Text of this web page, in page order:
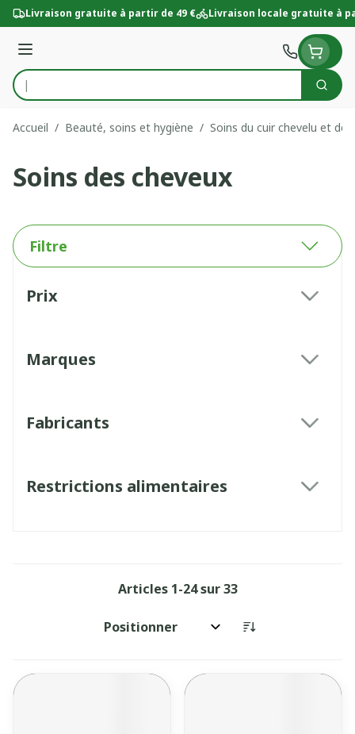
Aller au contenu
Livraison gratuite à partir de 49 € Livraison locale gratuite à
Menu
Rechercher
Accueil / Beauté, soins et hygiène / Soins du cuir chevelu et
Soins des cheveux
Filtre
Prix
Marques
Fabricants
Restrictions alimentaires
Articles 1-24sur33
Trier par: